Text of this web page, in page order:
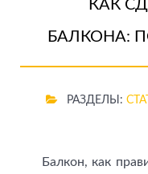
КАК
БАЛКОНА:
РАЗДЕЛЫ:
Балкон, как